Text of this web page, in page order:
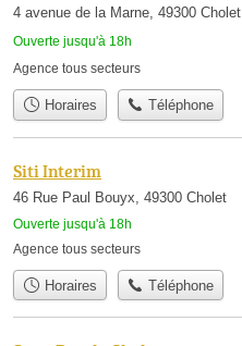
4 avenue de la Marne, 49300 Cholet
Ouverte jusqu'à 18h
Agence tous secteurs
Horaires Téléphone
Siti Interim
46 Rue Paul Bouyx, 49300 Cholet
Ouverte jusqu'à 18h
Agence tous secteurs
Horaires Téléphone